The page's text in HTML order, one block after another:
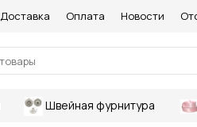
Доставка Оплата Новости
Швейная фурнитура